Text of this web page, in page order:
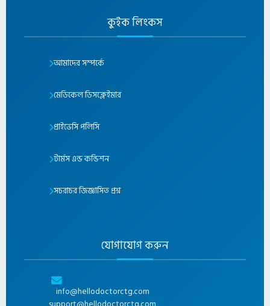
কুইক লিংকস
আমাদের সম্পর্কে
মেডিকেল ডিসক্লেইমার
প্রাইভেসি পলিসি
টার্মস এন্ড কন্ডিশন
সচরাচর জিজ্ঞাসিত প্রশ্ন
যোগাযোগ করুন
info@hellodoctorctg.com